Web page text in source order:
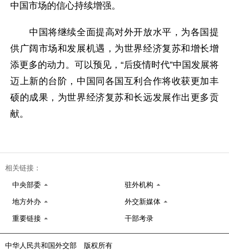
中国市场的信心持续增强。
中国将继续全面提高对外开放水平，为各国提
供广阔市场和发展机遇，为世界经济复苏和增长增
添更多的动力。可以预见，“后疫情时代”中国发展将
迈上新的台阶，中国同各国互利合作将收获更加丰
硕的成果，为世界经济复苏和长远发展作出更多贡
献。
相关链接：
中央部委 驻外机构
地方外办 外交新媒体
重要链接 干部考录
中华人民共和国外交部 版权所有